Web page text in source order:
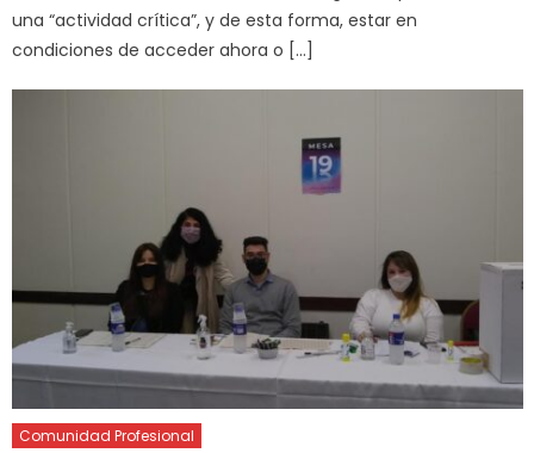
una “actividad crítica”, y de esta forma, estar en
condiciones de acceder ahora o […]
Comunidad Profesional